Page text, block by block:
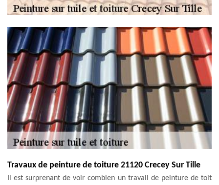
Travaux de peinture de toiture 21120 Crecey Sur Tille
Il est surprenant de voir combien un travail de peinture de toit